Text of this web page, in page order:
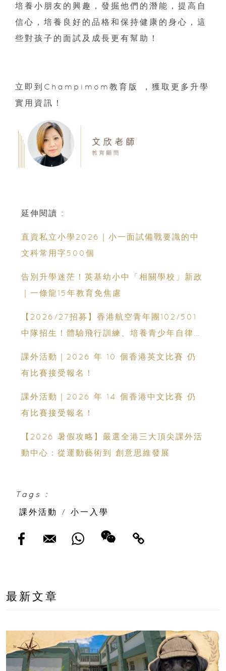
培養小朋友的興趣，發掘他們的潛能，提高自
信心，培養良好的品格和保持健康的身心，這
些對孩子的面試及成長更有幫助！
立即到Champimom教育版 ，獲取更多升學
實用資訊！
延伸閱讀 :
直資私立小學2026｜小一面試備戰要識的中
文科常用字500個
告別升學迷茫！英基幼小中「相關學校」新政
｜一條龍15年教育免焦慮
【2026/27招募】香港航空青年團102/501
中隊招生！體驗飛行訓練、培養青少年自律與
課外活動｜2026 年 10 個香港英文比賽 仍
有比賽接受報名！
課外活動｜2026 年 14 個香港中文比賽 仍
有比賽接受報名！
【2026 暑假攻略】嚴選全港三大頂尖課外活
動中心：從運動藝術到 創意思維發展
Tags :
課外活動
/ 小一入學
最新文章